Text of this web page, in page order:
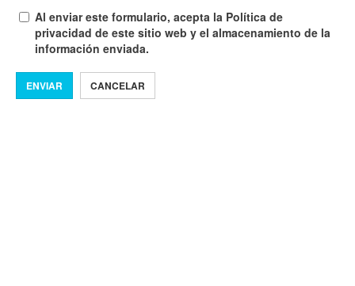
Al enviar este formulario, acepta la Política de
privacidad de este sitio web y el almacenamiento de la
información enviada.
ENVIAR CANCELAR